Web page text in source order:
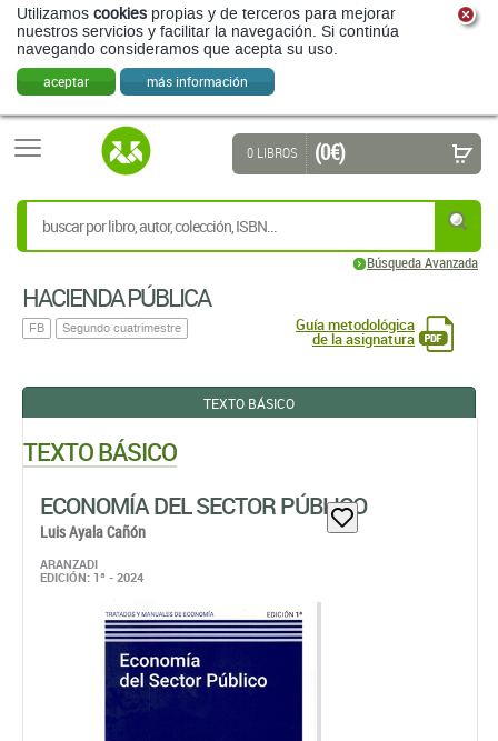
Utilizamos cookies propias y de terceros para mejorar
nuestros servicios y facilitar la navegación. Si continúa
navegando consideramos que acepta su uso.
aceptar más información
Búsqueda Avanzada
0 LIBROS (0 €)
HACIENDA PÚBLICA
FB Segundo cuatrimestre Guía metodológica
de la asignatura
TEXTO BÁSICO
TEXTO BÁSICO
ECONOMÍA DEL SECTOR PÚBLICO
Luis Ayala Cañón
ARANZADI
EDICIÓN: 1ª - 2024